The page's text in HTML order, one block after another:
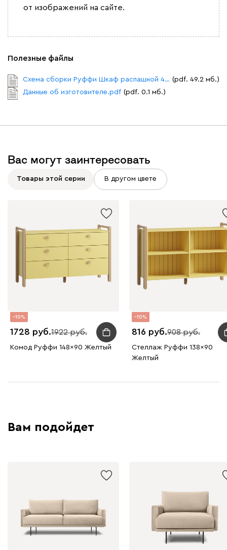
от изображений на сайте.
Полезные файлы
Схема сборки Руффи Шкаф распашной 4 двери.pdf (pdf. 49.2 мб.)
Данные об изготовителе.pdf (pdf. 0.1 мб.)
Вас могут заинтересовать
Товары этой серии В другом цвете
10
1728 1922
Комод Руффи 148x90 Желтый
10
816 908
Стеллаж Руффи 138x90
Желтый
Вам подойдет